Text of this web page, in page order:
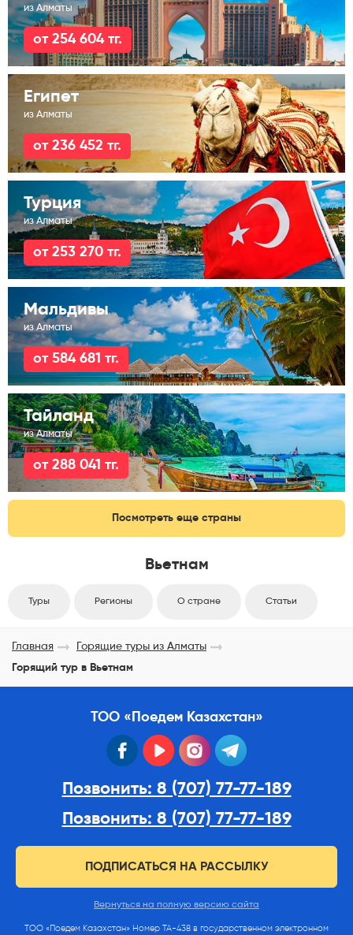
из Алматы
от 254 604 тг.
Египет
из Алматы
от 236 452 тг.
Турция
из Алматы
от 253 270 тг.
Мальдивы
из Алматы
от 584 681 тг.
Тайланд
из Алматы
от 288 041 тг.
Посмотреть еще страны
Вьетнам
Туры Регионы О стране Статьи
Главная
Горящие туры из Алматы
Горящий тур в Вьетнам
ТОО «Поедем Казахстан»
facebook youtube instagram
Позвонить: 8 (707) 77-77-189
Позвонить: 8 (707) 77-77-189
ПОДПИСАТЬСЯ НА РАССЫЛКУ
Вернуться на полную версию сайта
ТОО «Поедем Казахстан» Номер ТА-438 в государственном электронном